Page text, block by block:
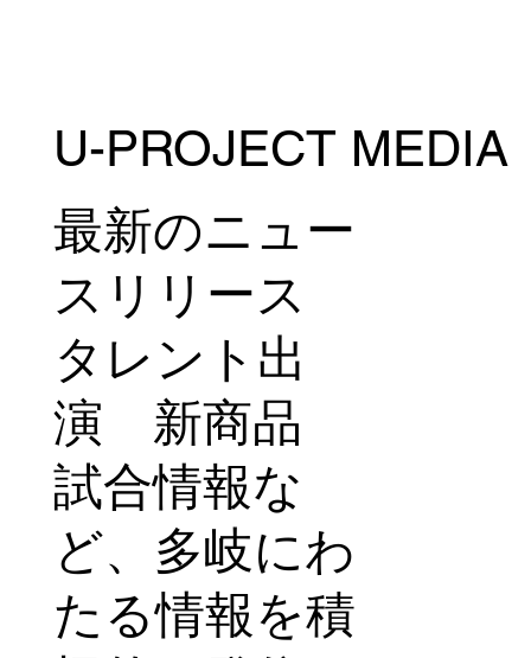
山本美憂がオーストラリア・ナショナル
て参加
U-PROJECT MEDIA
最新のニュー
スリリース
タレント出
演 新商品
試合情報な
ど、多岐にわ
たる情報を積